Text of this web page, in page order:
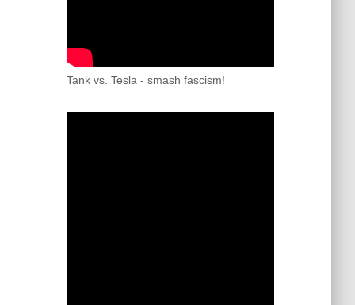
Tank vs. Tesla - smash fascism!